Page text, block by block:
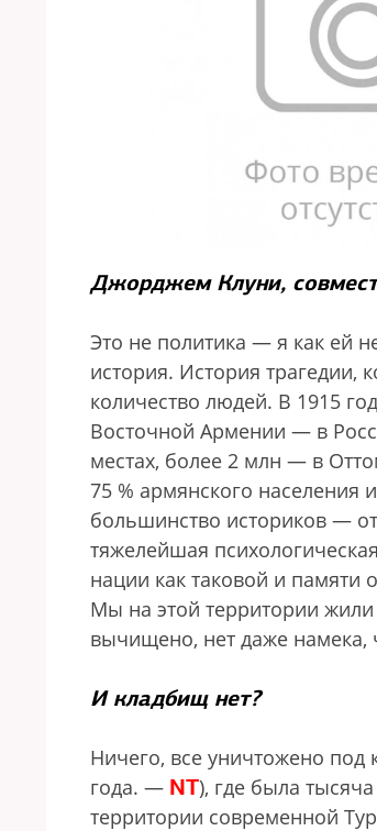
Джорджем Клуни,
Это не политика — я как ей
история. История трагедии,
количество людей. В 1915
Восточной Армении — в
местах, более 2 млн — в
75 % армянского населения
большинство историков —
тяжелейшая
нации как таковой и
Мы на этой территории
вычищено, нет даже намека,
И кладбищ нет?
Ничего, все уничтожено под
года. — NT), где была
территории современной